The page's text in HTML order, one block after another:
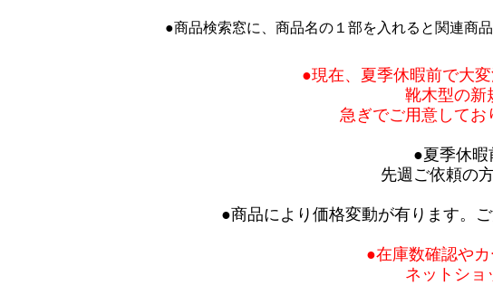
●商品検索窓に、商品名の１部を入れると関
●現在、夏季休暇前で大
靴木型の新
急ぎでご用意してお
●夏季休暇
先週ご依頼の
●商品により価格変動が有ります。
●在庫数確認や
ネットショ